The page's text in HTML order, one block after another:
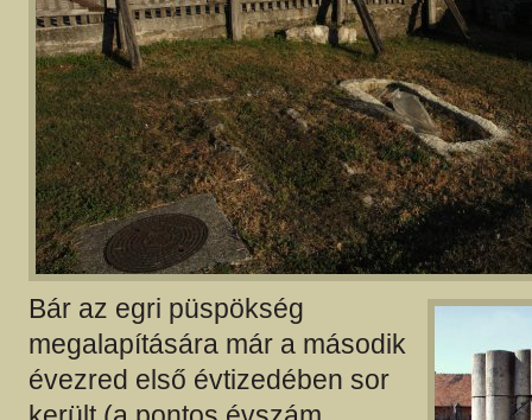
Bár az egri püspökség
megalapítására már a második
évezred első évtizedében sor